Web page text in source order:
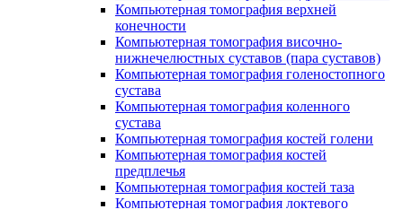
Компьютерная томография верхней
конечности
Компьютерная томография височно-
нижнечелюстных суставов (пара суставов)
Компьютерная томография голеностопного
сустава
Компьютерная томография коленного
сустава
Компьютерная томография костей голени
Компьютерная томография костей
предплечья
Компьютерная томография костей таза
Компьютерная томография локтевого